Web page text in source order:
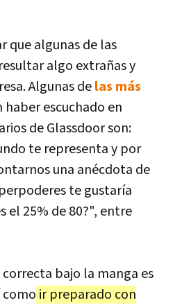
que algunas de las
algo extrañas y
Algunas delas más
escuchado en
de Glassdoor son:
te representa y por
una anécdota de
te gustaría
el 25% de 80?", entre
bajo la manga es
como ir preparado con